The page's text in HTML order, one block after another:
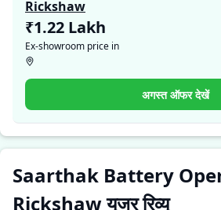
इस प्लेटफ़ॉर्म पर एक विशेष सेक्शन है जहाँ
Battery Operated Rickshaw के साथ
ये सीधे अनुभव प्रदर्शन, आराम, माइलेज और
व्यावहारिक जानकारी देते हैं, जिससे भविष्य के
कि क्या
Saarthak Battery Operated
के लिए सही है।
Rickshaw
₹1.22 Lakh
Ex-showroom price in
अगस्त ऑफर देखें
Saarthak Battery
Rickshaw यूजर रिव्यू